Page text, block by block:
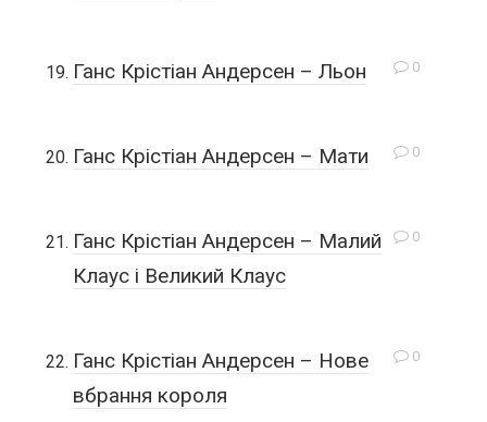
0
Ганс Крістіан Андерсен – Льон
0
Ганс Крістіан Андерсен – Мати
0
Ганс Крістіан Андерсен – Малий
Клаус і Великий Клаус
0
Ганс Крістіан Андерсен – Нове
вбрання короля